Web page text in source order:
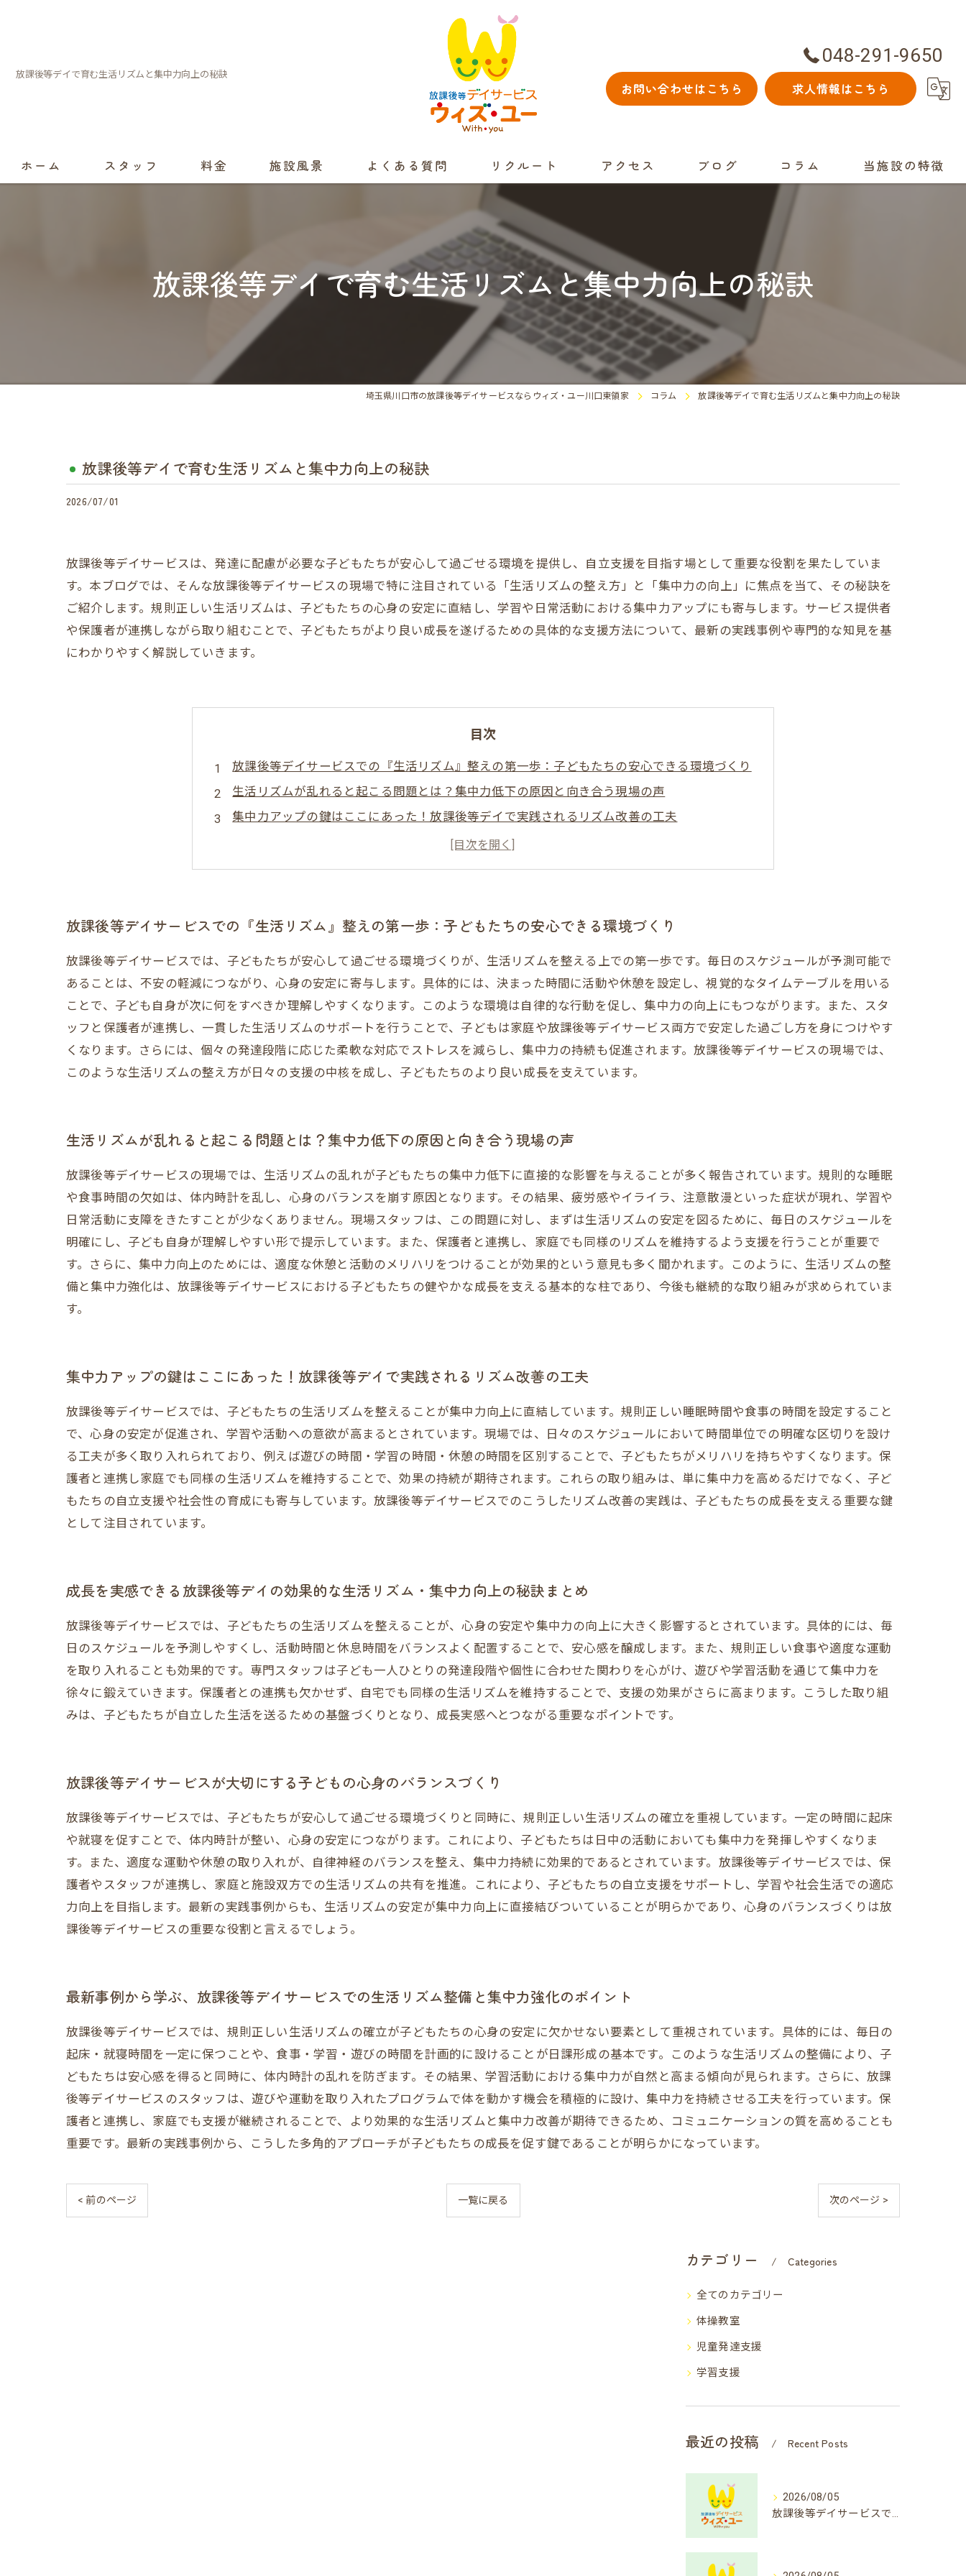
放課後等デイで育む生活リズムと集中力向上の秘訣
048-291-9650
お問い合わせはこちら 求人情報はこちら
ホーム スタッフ 料金 施設風景 よくある質問 リクルート アクセス ブログ コラム 当施設の特徴
放課後等デイで育む生活リズムと集中力向上の秘訣
埼玉県川口市の放課後等デイサービスならウィズ・ユー川口東領家 コラム 放課後等デイで育む生活リズムと集中力向上の秘訣
放課後等デイで育む生活リズムと集中力向上の秘訣
2026/07/01
放課後等デイサービスは、発達に配慮が必要な子どもたちが安心して過ごせる環境を提供し、自立支援を目指す場として重要な役割を果たしていま
す。本ブログでは、そんな放課後等デイサービスの現場で特に注目されている「生活リズムの整え方」と「集中力の向上」に焦点を当て、その秘訣を
ご紹介します。規則正しい生活リズムは、子どもたちの心身の安定に直結し、学習や日常活動における集中力アップにも寄与します。サービス提供者
や保護者が連携しながら取り組むことで、子どもたちがより良い成長を遂げるための具体的な支援方法について、最新の実践事例や専門的な知見を基
にわかりやすく解説していきます。
目次
放課後等デイサービスでの『生活リズム』整えの第一歩：子どもたちの安心できる環境づくり
生活リズムが乱れると起こる問題とは？集中力低下の原因と向き合う現場の声
集中力アップの鍵はここにあった！放課後等デイで実践されるリズム改善の工夫
成長を実感できる放課後等デイの効果的な生活リズム・集中力向上の秘訣まとめ
放課後等デイサービスが大切にする子どもの心身のバランスづくり
放課後等デイサービスでの『生活リズム』整えの第一歩：子どもたちの安心できる環境づくり
放課後等デイサービスでは、子どもたちが安心して過ごせる環境づくりが、生活リズムを整える上での第一歩です。毎日のスケジュールが予測可能で
あることは、不安の軽減につながり、心身の安定に寄与します。具体的には、決まった時間に活動や休憩を設定し、視覚的なタイムテーブルを用いる
ことで、子ども自身が次に何をすべきか理解しやすくなります。このような環境は自律的な行動を促し、集中力の向上にもつながります。また、スタ
ッフと保護者が連携し、一貫した生活リズムのサポートを行うことで、子どもは家庭や放課後等デイサービス両方で安定した過ごし方を身につけやす
くなります。さらには、個々の発達段階に応じた柔軟な対応でストレスを減らし、集中力の持続も促進されます。放課後等デイサービスの現場では、
このような生活リズムの整え方が日々の支援の中核を成し、子どもたちのより良い成長を支えています。
生活リズムが乱れると起こる問題とは？集中力低下の原因と向き合う現場の声
放課後等デイサービスの現場では、生活リズムの乱れが子どもたちの集中力低下に直接的な影響を与えることが多く報告されています。規則的な睡眠
や食事時間の欠如は、体内時計を乱し、心身のバランスを崩す原因となります。その結果、疲労感やイライラ、注意散漫といった症状が現れ、学習や
日常活動に支障をきたすことが少なくありません。現場スタッフは、この問題に対し、まずは生活リズムの安定を図るために、毎日のスケジュールを
明確にし、子ども自身が理解しやすい形で提示しています。また、保護者と連携し、家庭でも同様のリズムを維持するよう支援を行うことが重要で
す。さらに、集中力向上のためには、適度な休憩と活動のメリハリをつけることが効果的という意見も多く聞かれます。このように、生活リズムの整
備と集中力強化は、放課後等デイサービスにおける子どもたちの健やかな成長を支える基本的な柱であり、今後も継続的な取り組みが求められていま
す。
集中力アップの鍵はここにあった！放課後等デイで実践されるリズム改善の工夫
放課後等デイサービスでは、子どもたちの生活リズムを整えることが集中力向上に直結しています。規則正しい睡眠時間や食事の時間を設定すること
で、心身の安定が促進され、学習や活動への意欲が高まるとされています。現場では、日々のスケジュールにおいて時間単位での明確な区切りを設け
る工夫が多く取り入れられており、例えば遊びの時間・学習の時間・休憩の時間を区別することで、子どもたちがメリハリを持ちやすくなります。保
護者と連携し家庭でも同様の生活リズムを維持することで、効果の持続が期待されます。これらの取り組みは、単に集中力を高めるだけでなく、子ど
もたちの自立支援や社会性の育成にも寄与しています。放課後等デイサービスでのこうしたリズム改善の実践は、子どもたちの成長を支える重要な鍵
として注目されています。
成長を実感できる放課後等デイの効果的な生活リズム・集中力向上の秘訣まとめ
放課後等デイサービスでは、子どもたちの生活リズムを整えることが、心身の安定や集中力の向上に大きく影響するとされています。具体的には、毎
日のスケジュールを予測しやすくし、活動時間と休息時間をバランスよく配置することで、安心感を醸成します。また、規則正しい食事や適度な運動
を取り入れることも効果的です。専門スタッフは子ども一人ひとりの発達段階や個性に合わせた関わりを心がけ、遊びや学習活動を通じて集中力を
徐々に鍛えていきます。保護者との連携も欠かせず、自宅でも同様の生活リズムを維持することで、支援の効果がさらに高まります。こうした取り組
みは、子どもたちが自立した生活を送るための基盤づくりとなり、成長実感へとつながる重要なポイントです。
放課後等デイサービスが大切にする子どもの心身のバランスづくり
放課後等デイサービスでは、子どもたちが安心して過ごせる環境づくりと同時に、規則正しい生活リズムの確立を重視しています。一定の時間に起床
や就寝を促すことで、体内時計が整い、心身の安定につながります。これにより、子どもたちは日中の活動においても集中力を発揮しやすくなりま
す。また、適度な運動や休憩の取り入れが、自律神経のバランスを整え、集中力持続に効果的であるとされています。放課後等デイサービスでは、保
護者やスタッフが連携し、家庭と施設双方での生活リズムの共有を推進。これにより、子どもたちの自立支援をサポートし、学習や社会生活での適応
力向上を目指します。最新の実践事例からも、生活リズムの安定が集中力向上に直接結びついていることが明らかであり、心身のバランスづくりは放
課後等デイサービスの重要な役割と言えるでしょう。
最新事例から学ぶ、放課後等デイサービスでの生活リズム整備と集中力強化のポイント
放課後等デイサービスでは、規則正しい生活リズムの確立が子どもたちの心身の安定に欠かせない要素として重視されています。具体的には、毎日の
起床・就寝時間を一定に保つことや、食事・学習・遊びの時間を計画的に設けることが日課形成の基本です。このような生活リズムの整備により、子
どもたちは安心感を得ると同時に、体内時計の乱れを防ぎます。その結果、学習活動における集中力が自然と高まる傾向が見られます。さらに、放課
後等デイサービスのスタッフは、遊びや運動を取り入れたプログラムで体を動かす機会を積極的に設け、集中力を持続させる工夫を行っています。保
護者と連携し、家庭でも支援が継続されることで、より効果的な生活リズムと集中力改善が期待できるため、コミュニケーションの質を高めることも
重要です。最新の実践事例から、こうした多角的アプローチが子どもたちの成長を促す鍵であることが明らかになっています。
< 前のページ 一覧に戻る 次のページ >
カテゴリー Categories
全てのカテゴリー
体操教室
児童発達支援
学習支援
最近の投稿 Recent Posts
2026/08/05
放課後等デイサービスで楽しむ簡単クイズ遊び方